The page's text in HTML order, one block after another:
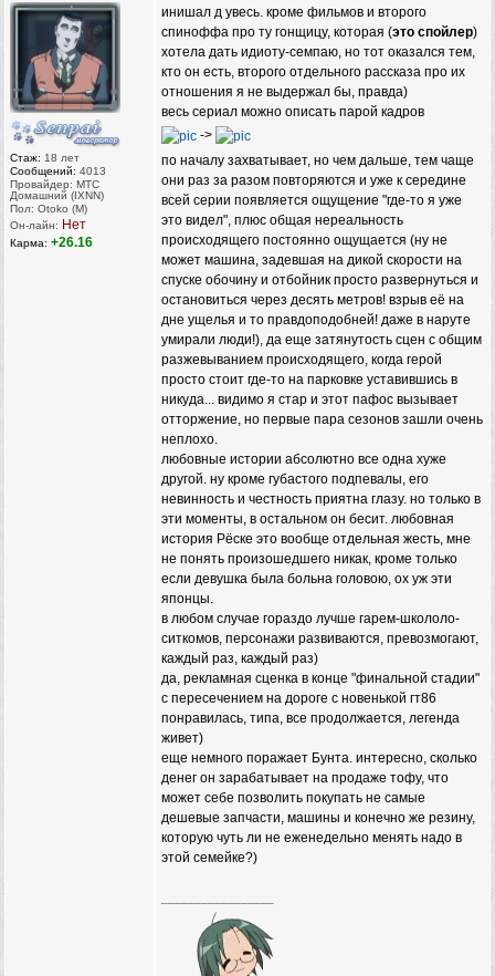
Стаж: 18 лет
Сообщений: 4013
Провайдер: МТС
Домашний (IXNN)
Пол: Otoko (M)
Он-лайн: Нет
Карма: +26.16
инишал д увесь. кроме фильмов и второго
спиноффа про ту гонщицу, которая (это спойлер)
хотела дать идиоту-семпаю, но тот оказался тем,
кто он есть, второго отдельного рассказа про их
отношения я не выдержал бы, правда)
весь сериал можно описать парой кадров
-‍‍‍‍>‍‍‍‍
по началу захватывает, но чем дальше, тем чаще
они раз за разом повторяются и уже к середине
всей серии появляется ощущение "где-то я уже
это видел", плюс общая нереальность
происходящего постоянно ощущается (ну не
может машина, задевшая на дикой скорости на
спуске обочину и отбойник просто развернуться и
остановиться через десять метров! взрыв её на
дне ущелья и то правдоподобней! даже в наруте
умирали люди!), да еще затянутость сцен с общим
разжевыванием происходящего, когда герой
просто стоит где-то на парковке уставившись в
никуда... видимо я стар и этот пафос вызывает
отторжение, но первые пара сезонов зашли очень
неплохо.
любовные истории абсолютно все одна хуже
другой. ну кроме губастого подпевалы, его
невинность и честность приятна глазу. но только в
эти моменты, в остальном он бесит. любовная
история Рёске это вообще отдельная жесть, мне
не понять произошедшего никак, кроме только
если девушка была больна головою, ох уж эти
японцы.
в любом случае гораздо лучше гарем-школоло-
ситкомов, персонажи развиваются, превозмогают,
каждый раз, каждый раз)
да, рекламная сценка в конце "финальной стадии"
с пересечением на дороге с новенькой гт86
понравилась, типа, все продолжается, легенда
живет)
еще немного поражает Бунта. интересно, сколько
денег он зарабатывает на продаже тофу, что
может себе позволить покупать не самые
дешевые запчасти, машины и конечно же резину,
которую чуть ли не еженедельно менять надо в
этой семейке?)